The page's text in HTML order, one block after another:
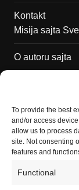
To provide the best
and/or access
allow us to process
site. Not consenting
features and
Functional
Kontakt
Misija sajta
O autoru sajta
Saradnja